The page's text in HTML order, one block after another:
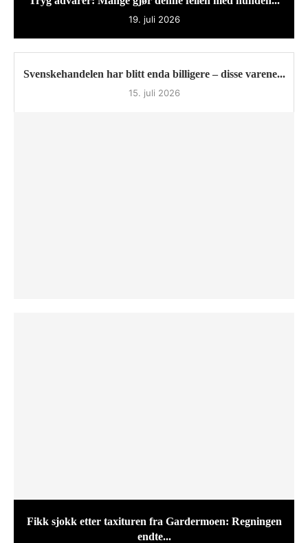
19. juli 2026
Svenskehandelen har blitt enda billigere – disse varene...
15. juli 2026
Fikk sjokk etter taxituren fra Gardermoen: Regningen
endte...